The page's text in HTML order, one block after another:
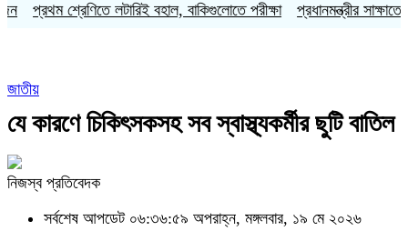
শ্রেণিতে লটারিই বহাল, বাকিগুলোতে পরীক্ষা প্রধানমন্ত্রীর সাক্ষাতে পূরণ
জাতীয়
যে কারণে চিকিৎসকসহ সব স্বাস্থ্যকর্মীর ছুটি বাতিল
নিজস্ব প্রতিবেদক
সর্বশেষ আপডেট ০৬:৩৬:৫৯ অপরাহ্ন, মঙ্গলবার, ১৯ মে ২০২৬